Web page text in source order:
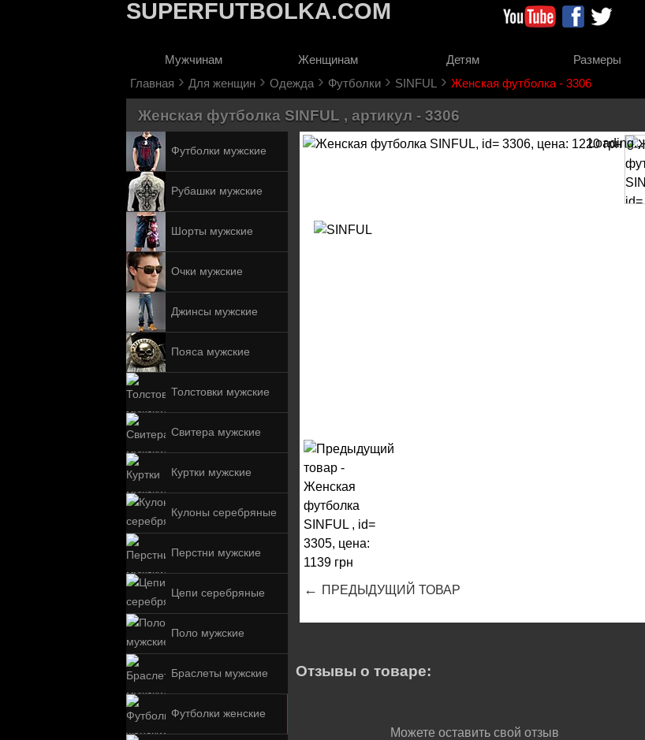
SUPERFUTBOLKA.COM
Размеры
Мужчинам Женщинам
Детям
Главная › Для женщин › Одежда › Футболки › SINFUL › Женская футболка - 3306
Футболки мужские
Рубашки мужские
Шорты мужские
Очки мужские
Джинсы мужские
Пояса мужские
Толстовки мужские
Свитера мужские
Куртки мужские
Кулоны серебряные
Перстни мужские
Цепи серебряные
Поло мужские
Браслеты мужские
Футболки женские
Женская футболка SINFUL , артикул - 3306
Loading...
← ПРЕДЫДУЩИЙ ТОВАР
Отзывы о товаре:
Можете оставить свой отзыв